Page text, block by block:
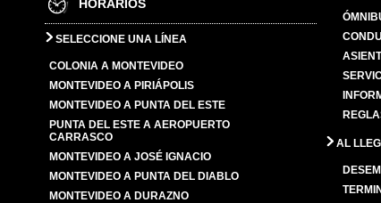
HORARIOS
SELECCIONE UNA LÍNEA
COLONIA A MONTEVIDEO
MONTEVIDEO A PIRIÁPOLIS
MONTEVIDEO A PUNTA DEL ESTE
PUNTA DEL ESTE A AEROPUERTO
CARRASCO
MONTEVIDEO A JOSÉ IGNACIO
MONTEVIDEO A PUNTA DEL DIABLO
MONTEVIDEO A DURAZNO
AL